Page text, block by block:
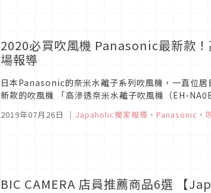
2020必買吹風機 Panasonic最新款
場報導
日本Panasonic的奈米水離子系列吹風機，一直位
新款的吹風機 「高滲透奈米水離子吹風機（EH-
2019年07月26日 ｜ Japaholic獨家報導 、 Panasonic 、
BIC CAMERA 店員推薦商品6選 【